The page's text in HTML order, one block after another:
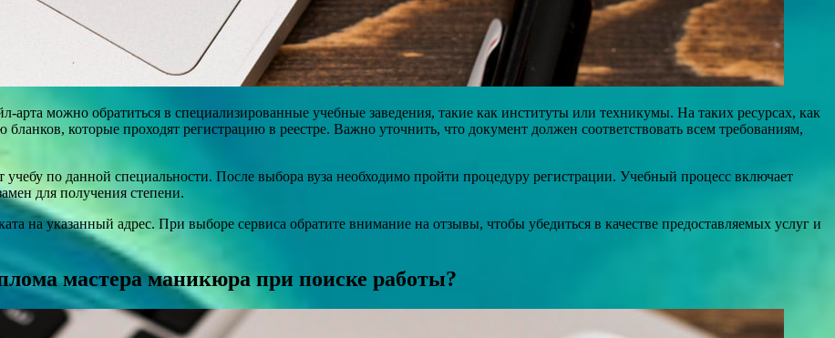
арта можно обратиться в специализированные учебные заведения, такие как институты или техникумы. На таких ресурсах, как
бланков, которые проходят регистрацию в реестре. Важно уточнить, что документ должен соответствовать всем требованиям,
учебу по данной специальности. После выбора вуза необходимо пройти процедуру регистрации. Учебный процесс включает
для получения степени.
на указанный адрес. При выборе сервиса обратите внимание на отзывы, чтобы убедиться в качестве предоставляемых услуг и
мастера маникюра при поиске работы?